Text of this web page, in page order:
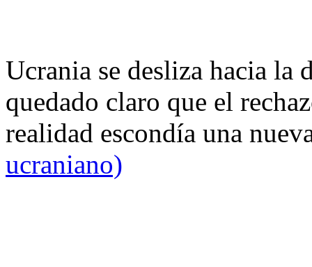
Ucrania se desliza hacia
quedado claro que el
realidad escondía una
ucraniano)